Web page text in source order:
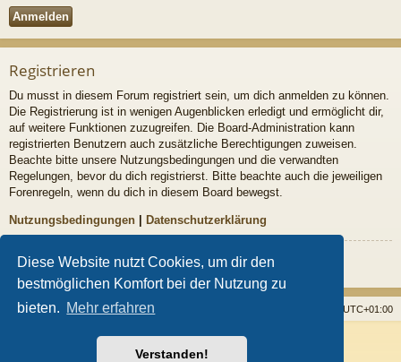
Diese Website nutzt Cookies, um dir den
bestmöglichen Komfort bei der Nutzung zu
bieten. Mehr erfahren
Verstanden!
Registrieren
Du musst in diesem Forum registriert sein, um dich anmelden zu können.
Die Registrierung ist in wenigen Augenblicken erledigt und ermöglicht dir,
auf weitere Funktionen zuzugreifen. Die Board-Administration kann
registrierten Benutzern auch zusätzliche Berechtigungen zuweisen.
Beachte bitte unsere Nutzungsbedingungen und die verwandten
Regelungen, bevor du dich registrierst. Bitte beachte auch die jeweiligen
Forenregeln, wenn du dich in diesem Board bewegst.
Nutzungsbedingungen Datenschutzerklärung
Registrieren
Startseite Foren UTC+01:00
Powered byphpBB® Forum Software © phpBB Limited
Arty- Aktualisieren phpBB 3.2 von MrGaby